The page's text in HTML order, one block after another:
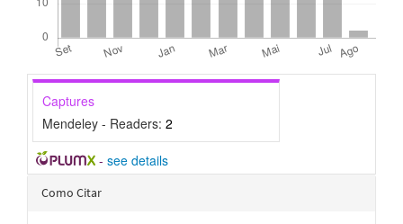
Captures
Mendeley - Readers: 2
- see details
Detalhes
Como Citar